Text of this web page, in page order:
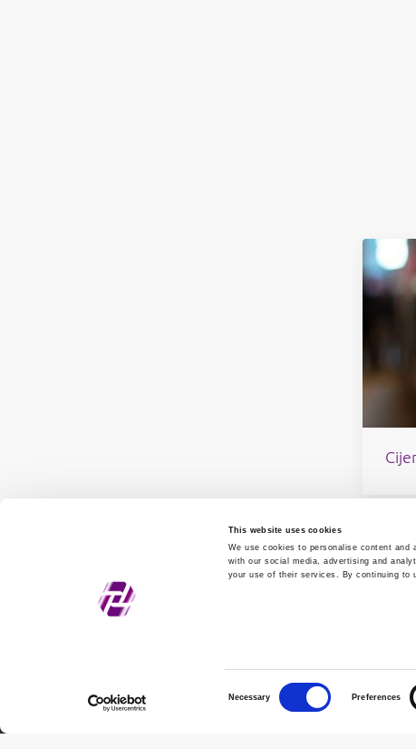
This website uses cookies
We use cookies to personalise content
with our social media, advertising and
your use of their services. By continuing to
Necessary Preferences
Zagrebačka burza d.d.
OIB 84368186611